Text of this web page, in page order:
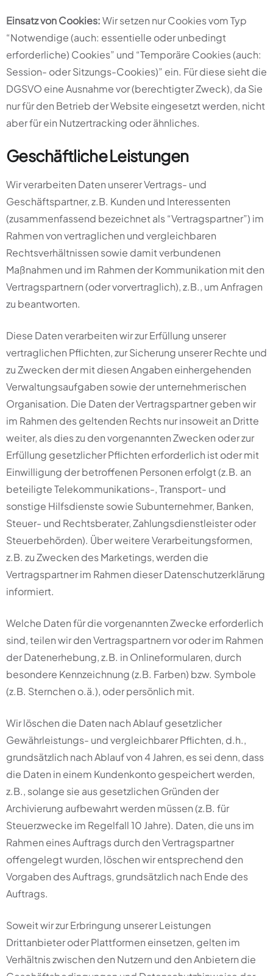
Einsatz von Cookies:Wir setzen nur Cookies vom Typ
“Notwendige (auch: essentielle oder unbedingt
erforderliche) Cookies” und “Temporäre Cookies (auch:
Session- oder Sitzungs-Cookies)” ein. Für diese sieht die
DGSVO eine Ausnahme vor (berechtigter Zweck), da Sie
nur für den Betrieb der Website eingesetzt werden, nicht
aber für ein Nutzertracking oder ähnliches.
Geschäftliche Leistungen
Wir verarbeiten Daten unserer Vertrags- und
Geschäftspartner, z.B. Kunden und Interessenten
(zusammenfassend bezeichnet als “Vertragspartner”) im
Rahmen von vertraglichen und vergleichbaren
Rechtsverhältnissen sowie damit verbundenen
Maßnahmen und im Rahmen der Kommunikation mit den
Vertragspartnern (oder vorvertraglich), z.B., um Anfragen
zu beantworten.
Diese Daten verarbeiten wir zur Erfüllung unserer
vertraglichen Pflichten, zur Sicherung unserer Rechte und
zu Zwecken der mit diesen Angaben einhergehenden
Verwaltungsaufgaben sowie der unternehmerischen
Organisation. Die Daten der Vertragspartner geben wir
im Rahmen des geltenden Rechts nur insoweit an Dritte
weiter, als dies zu den vorgenannten Zwecken oder zur
Erfüllung gesetzlicher Pflichten erforderlich ist oder mit
Einwilligung der betroffenen Personen erfolgt (z.B. an
beteiligte Telekommunikations-, Transport- und
sonstige Hilfsdienste sowie Subunternehmer, Banken,
Steuer- und Rechtsberater, Zahlungsdienstleister oder
Steuerbehörden). Über weitere Verarbeitungsformen,
z.B. zu Zwecken des Marketings, werden die
Vertragspartner im Rahmen dieser Datenschutzerklärung
informiert.
Welche Daten für die vorgenannten Zwecke erforderlich
sind, teilen wir den Vertragspartnern vor oder im Rahmen
der Datenerhebung, z.B. in Onlineformularen, durch
besondere Kennzeichnung (z.B. Farben) bzw. Symbole
(z.B. Sternchen o.ä.), oder persönlich mit.
Wir löschen die Daten nach Ablauf gesetzlicher
Gewährleistungs- und vergleichbarer Pflichten, d.h.,
grundsätzlich nach Ablauf von 4 Jahren, es sei denn, dass
die Daten in einem Kundenkonto gespeichert werden,
z.B., solange sie aus gesetzlichen Gründen der
Archivierung aufbewahrt werden müssen (z.B. für
Steuerzwecke im Regelfall 10 Jahre). Daten, die uns im
Rahmen eines Auftrags durch den Vertragspartner
offengelegt wurden, löschen wir entsprechend den
Vorgaben des Auftrags, grundsätzlich nach Ende des
Auftrags.
Soweit wir zur Erbringung unserer Leistungen
Drittanbieter oder Plattformen einsetzen, gelten im
Verhältnis zwischen den Nutzern und den Anbietern die